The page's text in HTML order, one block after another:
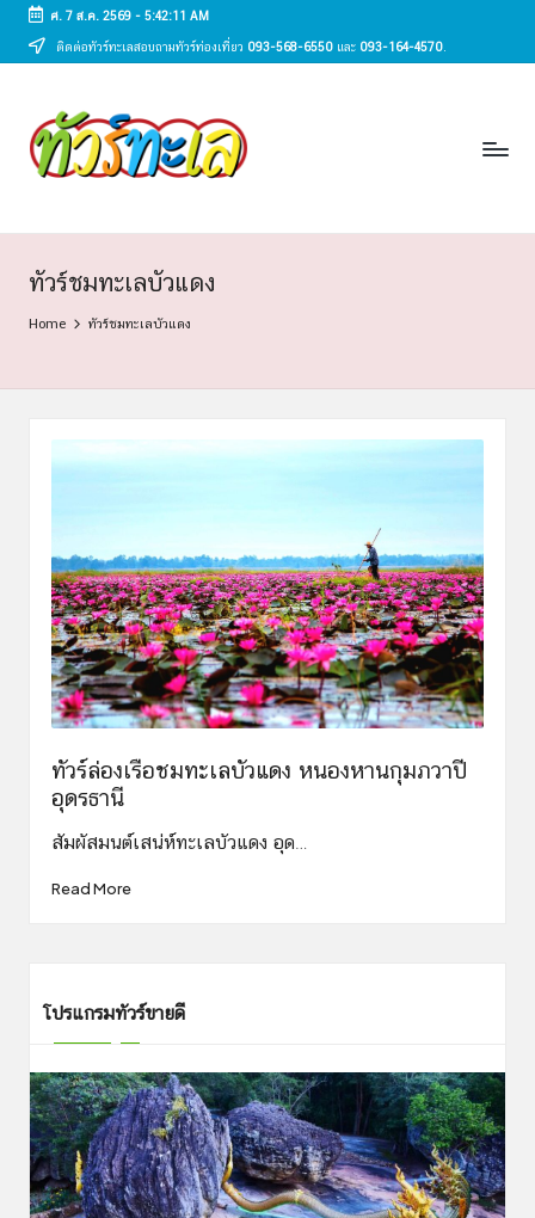
Skip
content
ศ. 7 ส.ค. 2569- 5:42:11 AM
ติดต่อทัวร์ทะเลสอบถามทัวร์ท่องเที่ยว 093-568-6550และ 093-164-4570.
ทั
ว
ท
ะ
เ
ทัวร์
ทะเล
ราคา
แพ็ก
จ
ทะเล
ไทย
ทัวร์ชมทะเลบัวแดง
Home ทัวร์ชมทะเลบัวแดง
ทัวร์ล่องเรือชมทะเลบัวแดง หนองหานกุมภวาปี
อุดรธานี
สัมผัสมนต์เสน่ห์ทะเลบัวแดง อุด…
Read More
โปรแกรมทัวร์ขายดี